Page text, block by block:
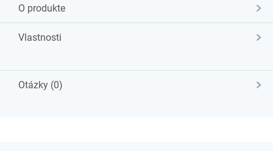
O produkte
Vlastnosti
Otázky (0)